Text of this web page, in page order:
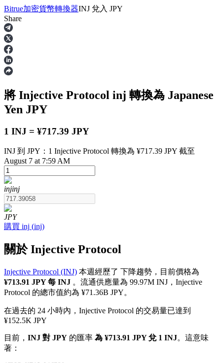
合約
USDT永續
多種以USDT結算的永續合約
幣本位永續
以數字貨幣為保證金的永續合約
TradFi
Bitrue加密貨幣轉換器INJ 兌入 JPY
Share
將 Injective Protocol inj 轉換為 Japanese
Yen JPY
1 INJ = ¥717.39 JPY
INJ 到 JPY：1 Injective Protocol 轉換為 ¥717.39 JPY 截至
August 7 at 7:59 AM
injinj
JPY
購買 inj (inj)
關於 Injective Protocol
Injective Protocol (INJ) 本週經歷了 下降趨勢，目前價格為
¥713.91 JPY 每 INJ 。流通供應量為 99.97M INJ，Injective
Protocol 的總市值約為 ¥71.36B JPY。
在過去的 24 小時內，Injective Protocol 的交易量已達到
¥152.5K JPY
目前， INJ 對 JPY 的匯率 為 ¥713.91 JPY 兌 1 INJ。這意味
著：